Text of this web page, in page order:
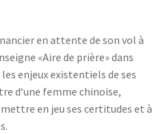
en attente de son vol à
«Aire de prière» dans
enjeux existentiels de ses
d‘une femme chinoise,
en jeu ses certitudes et à